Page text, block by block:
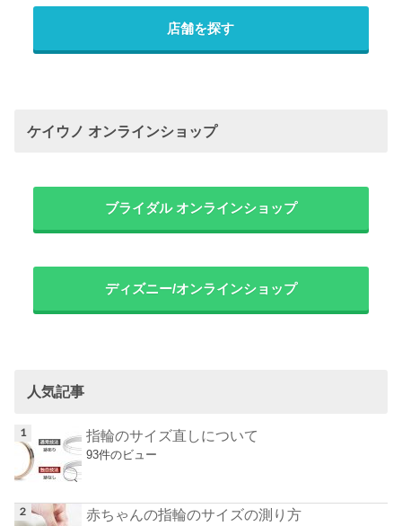
店舗を探す
ケイウノ オンラインショップ
ブライダル オンラインショップ
ディズニー/オンラインショップ
人気記事
指輪のサイズ直しについて
93件のビュー
赤ちゃんの指輪のサイズの測り方